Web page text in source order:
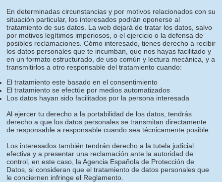
En determinadas circunstancias y por motivos relacionados con su
situación particular, los interesados podrán oponerse al
tratamiento de sus datos. La web dejará de tratar los datos, salvo
por motivos legítimos imperiosos, o el ejercicio o la defensa de
posibles reclamaciones. Cómo interesado, tienes derecho a recibir
los datos personales que te incumban, que nos hayas facilitado y
en un formato estructurado, de uso común y lectura mecánica, y a
transmitirlos a otro responsable del tratamiento cuando:
El tratamiento este basado en el consentimiento
El tratamiento se efectúe por medios automatizados
Los datos hayan sido facilitados por la persona interesada
Al ejercer tu derecho a la portabilidad de los datos, tendrás
derecho a que los datos personales se transmitan directamente
de responsable a responsable cuando sea técnicamente posible.
Los interesados también tendrán derecho a la tutela judicial
efectiva y a presentar una reclamación ante la autoridad de
control, en este caso, la Agencia Española de Protección de
Datos, si consideran que el tratamiento de datos personales que
le conciernen infringe el Reglamento.